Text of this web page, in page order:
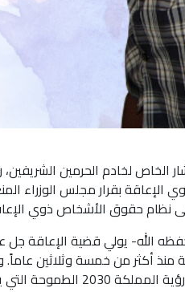
الخاص لخادم الحرمين
بقرار مجلس الوزراء
نظام حقوق الأشخاص ذوي
الله- يولي قضية الإعاقة جل
أكثر من خمسة وثلاثين
الكبير من الدولة للأشخاص ذوي الإعاقة وجعلتهم